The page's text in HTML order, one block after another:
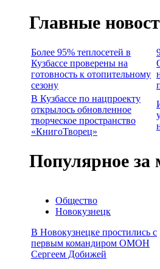
Главные
Более 95% теплосетей в
Кузбассе проверены на
готовность к отопительному
сезону
В Кузбассе по нацпроекту
открылось обновленное
творческое пространство
«КнигоТворец»
Популярное за
Общество
Новокузнецк
В Новокузнецке простились с
первым командиром ОМОН
Сергеем Добижей